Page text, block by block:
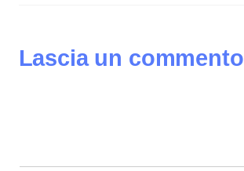
Lascia un commento